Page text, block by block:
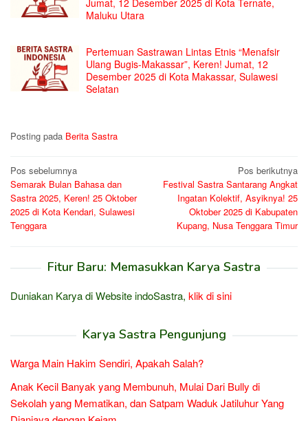
Maluku Utara
Pertemuan Sastrawan Lintas Etnis “Menafsir
Ulang Bugis-Makassar”, Keren! Jumat, 12
Desember 2025 di Kota Makassar, Sulawesi
Selatan
Posting pada Berita Sastra
Navigasi
pos
Pos sebelumnya
Semarak Bulan Bahasa dan
Sastra 2025, Keren! 25 Oktober
2025 di Kota Kendari, Sulawesi
Tenggara
Pos berikutnya
Festival Sastra Santarang Angkat
Ingatan Kolektif, Asyiknya! 25
Oktober 2025 di Kabupaten
Kupang, Nusa Tenggara Timur
Fitur Baru: Memasukkan Karya Sastra
Duniakan Karya di Website indoSastra, klik di sini
Karya Sastra Pengunjung
Warga Main Hakim Sendiri, Apakah Salah?
Anak Kecil Banyak yang Membunuh, Mulai Dari Bully di
Sekolah yang Mematikan, dan Satpam Waduk Jatiluhur Yang